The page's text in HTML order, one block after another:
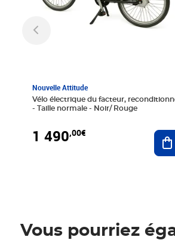
Nouvelle Attitude
Vélo électrique du facteur,
- Taille normale - Noir/ Rouge
1 490,00€
Vous pourriez